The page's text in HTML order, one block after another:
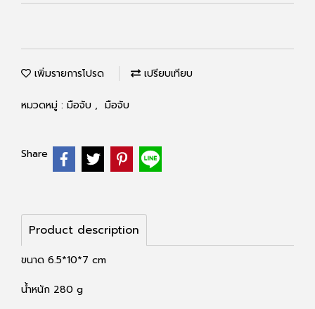
เพิ่มรายการโปรด เปรียบเทียบ
หมวดหมู่ : มือจับ , มือจับ
Share
Product description
ขนาด 6.5*10*7 cm
น้ำหนัก 280 g